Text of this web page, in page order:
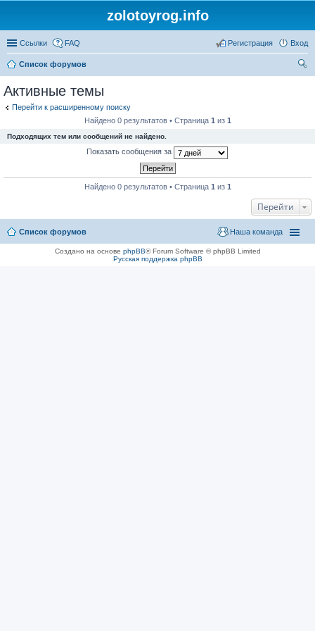
zolotoyrog.info
Ссылки FAQ Вход
Регистрация
Список форумов
Активные темы
Перейти к расширенному поиску
Найдено 0 результатов • Страница 1 из 1
Подходящих тем или сообщений не найдено.
Показать сообщения за
Найдено 0 результатов • Страница 1 из 1
Перейти
Список форумов Наша команда
Создано на основе phpBB® Forum Software © phpBB Limited
Русская поддержка phpBB